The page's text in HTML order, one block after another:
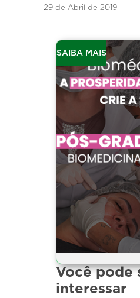
29 de Abril de 2019
SAIBA MAIS
Você pode
interessar